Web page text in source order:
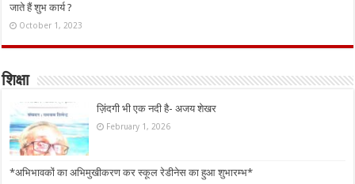
जाते हैं शुभ कार्य ?
October 1, 2023
शिक्षा
ज़िंदगी भी एक नदी है- अजय शेखर
February 1, 2026
*अभिभावकों का अभिमुखीकरण कर स्कूल रेडीनेस का हुआ शुभारम्भ*